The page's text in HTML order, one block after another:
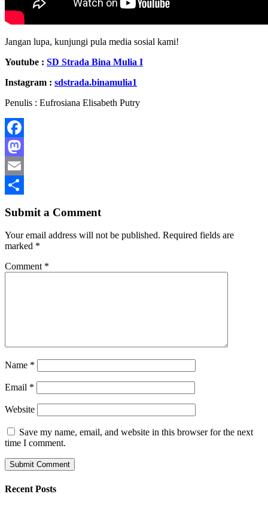
Jangan lupa, kunjungi pula media sosial kami!
Youtube : SD Strada Bina Mulia I
Instagram : sdstrada.binamulia1
Penulis : Eufrosiana Elisabeth Putry
Facebook
Mastodon
Email
Submit a Comment
Your email address will not be published. Required fields are
marked *
Comment *
Name *
Email *
Website
Save my name, email, and website in this browser for the next
time I comment.
Recent Posts